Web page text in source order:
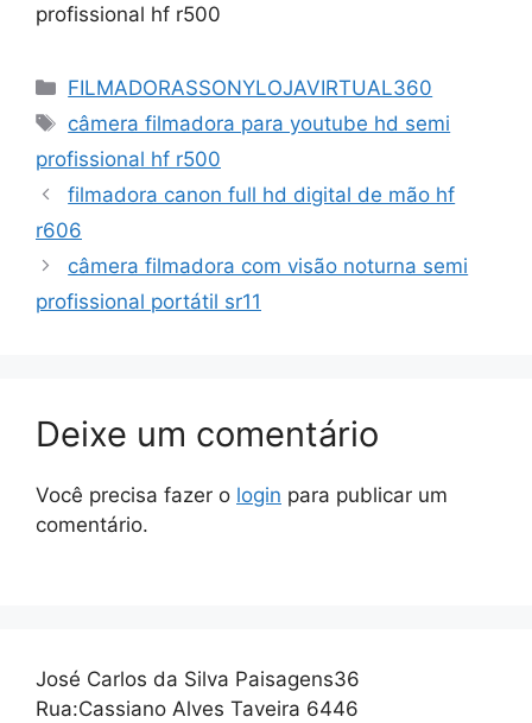
profissional hf r500
Categorias
FILMADORASSONYLOJAVIRTUAL360
Tags
câmera filmadora para youtube hd semi
profissional hf r500
filmadora canon full hd digital de mão hf
r606
câmera filmadora com visão noturna semi
profissional portátil sr11
Deixe um comentário
Você precisa fazer o login para publicar um
comentário.
José Carlos da Silva Paisagens36
Rua:Cassiano Alves Taveira 6446